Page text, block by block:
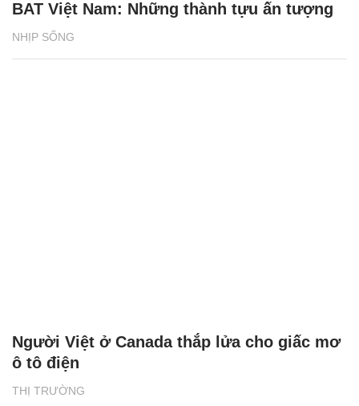
NHỊP SỐNG
BAT Việt Nam: Những thành tựu ấn tượng
THỊ TRƯỜNG
Người Việt ở Canada thắp lửa cho giấc mơ
ô tô điện